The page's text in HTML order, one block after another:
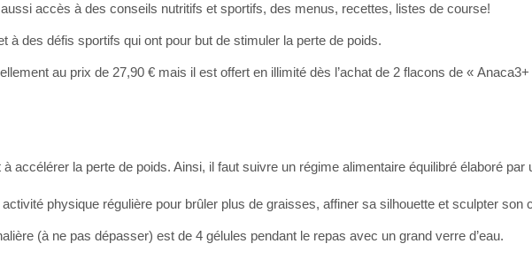
accès à des conseils nutritifs et sportifs, des menus, recettes, listes de course!
à des défis sportifs qui ont pour but de stimuler la perte de poids.
au prix de 27,90 € mais il est offert en illimité dès l’achat de 2 flacons de «
accélérer la perte de poids. Ainsi, il faut suivre un régime alimentaire équilibré élaboré par
physique régulière pour brûler plus de graisses, affiner sa silhouette et sculpter son
(à ne pas dépasser) est de 4 gélules pendant le repas avec un grand verre d’eau.